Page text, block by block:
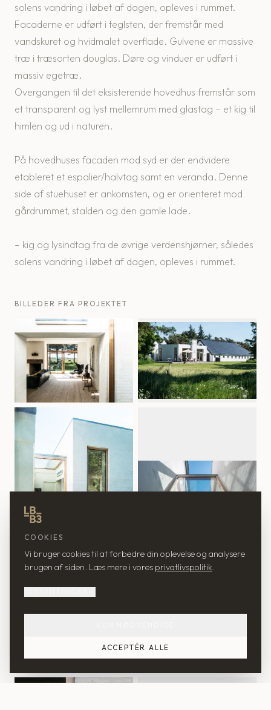
solens vandring i løbet af dagen, opleves i rummet.
Facaderne er udført i teglsten, der fremstår med
vandskuret og hvidmalet overflade. Gulvene er massive
træ i træsorten douglas. Døre og vinduer er udført i
massiv egetræ.
Overgangen til det eksisterende hovedhus fremstår som
et transparent og lyst mellemrum med glastag – et kig til
himlen og ud i naturen.
På hovedhuses facaden mod syd er der endvidere
etableret et espalier/halvtag samt en veranda. Denne
side af stuehuset er ankomsten, og er orienteret mod
gårdrummet, stalden og den gamle lade.
– kig og lysindtag fra de øvrige verdenshjørner, således
solens vandring i løbet af dagen, opleves i rummet.
BILLEDER FRA PROJEKTET
COOKIES
Vi bruger cookies til at forbedre din oplevelse og analysere
brugen af siden. Læs mere i vores privatlivspolitik.
ACCEPTÉR ALLE